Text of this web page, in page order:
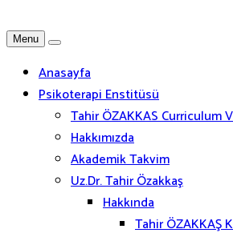
Menu
Anasayfa
Psikoterapi Enstitüsü
Tahir ÖZAKKAS Curriculum
Hakkımızda
Akademik Takvim
Uz.Dr. Tahir Özakkaş
Hakkında
Tahir ÖZAKKAŞ